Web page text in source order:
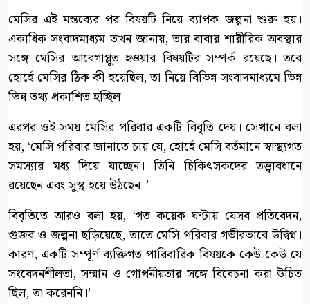
মেসির এই মন্তব্যের পর বিষয়টি নিয়ে ব্যাপক জল্পনা শুরু হয়।
একাধিক সংবাদমাধ্যম তখন জানায়, তার বাবার শারীরিক অবস্থার
সঙ্গে মেসির আবেগাপ্লুত হওয়ার বিষয়টির সম্পর্ক রয়েছে। তবে
হোর্হে মেসির ঠিক কী হয়েছিল, তা নিয়ে বিভিন্ন সংবাদমাধ্যমে ভিন্ন
ভিন্ন তথ্য প্রকাশিত হচ্ছিল।
এরপর ওই সময় মেসির পরিবার একটি বিবৃতি দেয়। সেখানে বলা
হয়, ‘মেসি পরিবার জানাতে চায় যে, হোর্হে মেসি বর্তমানে স্বাস্থ্যগত
সমস্যার মধ্য দিয়ে যাচ্ছেন। তিনি চিকিৎসকদের তত্ত্বাবধানে
রয়েছেন এবং সুস্থ হয়ে উঠছেন।’
বিবৃতিতে আরও বলা হয়, ‘গত কয়েক ঘণ্টায় যেসব প্রতিবেদন,
গুজব ও জল্পনা ছড়িয়েছে, তাতে মেসি পরিবার গভীরভাবে উদ্বিগ্ন।
কারণ, একটি সম্পূর্ণ ব্যক্তিগত পারিবারিক বিষয়কে কেউ কেউ যে
সংবেদনশীলতা, সম্মান ও গোপনীয়তার সঙ্গে বিবেচনা করা উচিত
ছিল, তা করেননি।’